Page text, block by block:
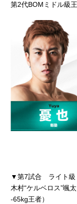
第2代BOMミドル級王
▼第7試合 ライト級
木村“ケルベロス”颯
-65kg王者）